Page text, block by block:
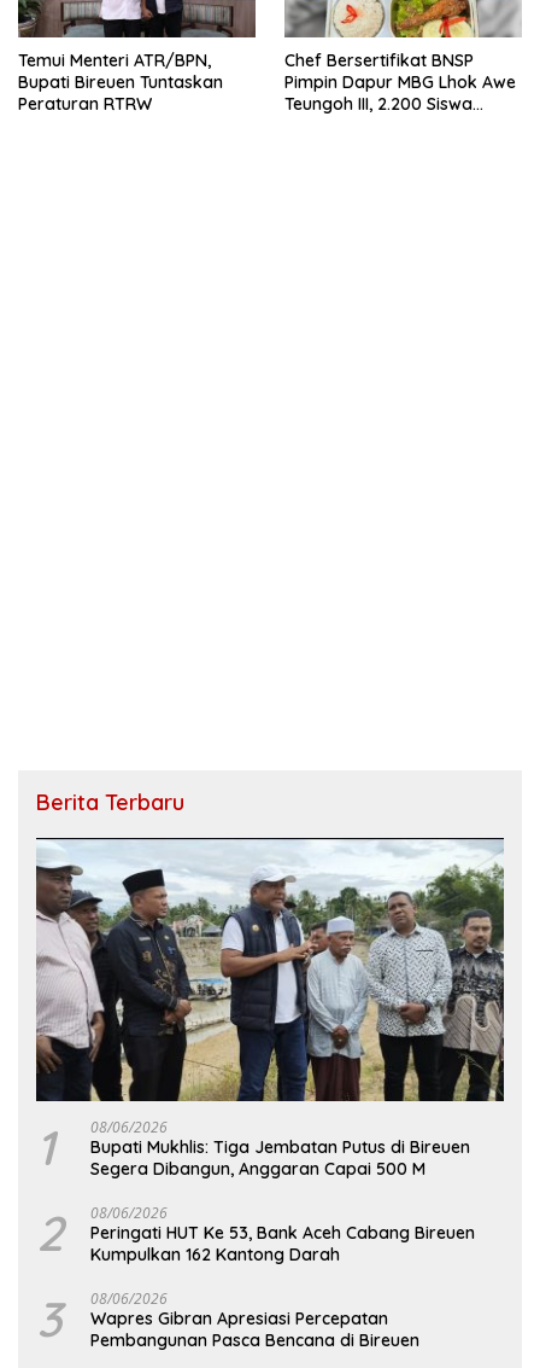
Temui Menteri ATR/BPN,
Bupati Bireuen Tuntaskan
Peraturan RTRW
Chef Bersertifikat BNSP
Pimpin Dapur MBG Lhok Awe
Teungoh III, 2.200 Siswa
Berita Terbaru
1 08/06/2026
Bupati Mukhlis: Tiga Jembatan Putus di Bireuen
Segera Dibangun, Anggaran Capai 500 M
2 08/06/2026
Peringati HUT Ke 53, Bank Aceh Cabang Bireuen
Kumpulkan 162 Kantong Darah
3 08/06/2026
Wapres Gibran Apresiasi Percepatan
Pembangunan Pasca Bencana di Bireuen